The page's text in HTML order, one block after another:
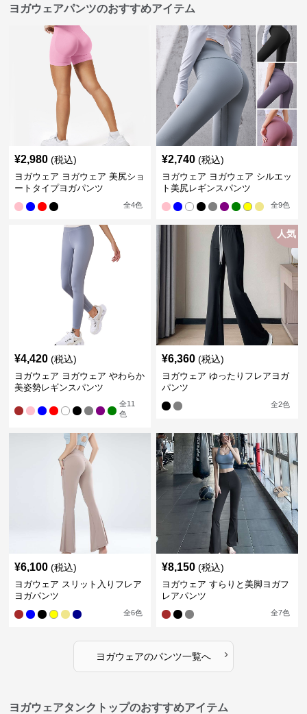
ヨガウェアパンツのおすすめアイテム
¥2,980 (税込)
ヨガウェア ヨガウェア 美尻ショ
ートタイプヨガパンツ
全4色
¥2,740 (税込)
ヨガウェア ヨガウェア シルエッ
ト美尻レギンスパンツ
全9色
¥4,420 (税込)
ヨガウェア ヨガウェア やわらか
美姿勢レギンスパンツ
全11
色
人気
¥6,360 (税込)
ヨガウェア ゆったりフレアヨガ
パンツ
全2色
¥6,100 (税込)
ヨガウェア スリット入りフレア
ヨガパンツ
全6色
¥8,150 (税込)
ヨガウェア すらりと美脚ヨガフ
レアパンツ
全7色
ヨガウェアのパンツ一覧へ ›
ヨガウェアタンクトップのおすすめアイテム